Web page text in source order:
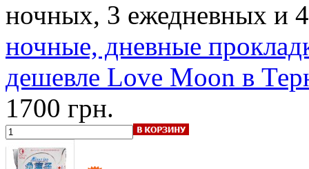
ночных, 3 ежедневных и
ночные, дневные
дешевле Love Moon в
1700 грн.